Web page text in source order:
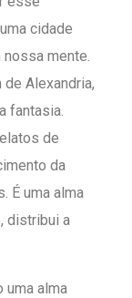
cidade
mente.
Alexandria,
fantasia.
de
da
É uma alma
distribui a
uma alma